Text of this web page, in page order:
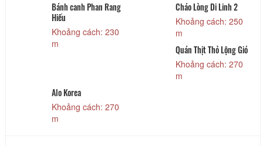
Bánh canh Phan Rang
Hiếu
Khoảng cách: 230
m
Cháo Lòng Di Linh 2
Khoảng cách: 250
m
Quán Thịt Thỏ Lộng Gió
Khoảng cách: 270
m
Alo Korea
Khoảng cách: 270
m